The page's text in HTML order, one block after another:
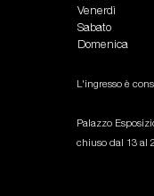
Venerdì
Sabato
Domenica
L'ingresso è
Palazzo
chiuso dal 13 al